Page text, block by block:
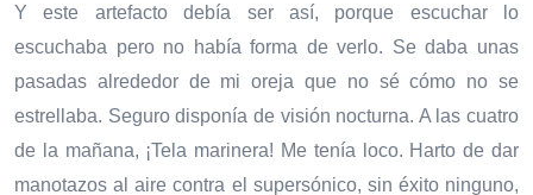
Y este artefacto debía ser así, porque escuchar lo
escuchaba pero no había forma de verlo. Se daba unas
pasadas alrededor de mi oreja que no sé cómo no se
estrellaba. Seguro disponía de visión nocturna. A las cuatro
de la mañana, ¡Tela marinera! Me tenía loco. Harto de dar
manotazos al aire contra el supersónico, sin éxito ninguno,